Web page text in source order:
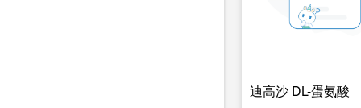
迪高沙 DL-蛋氨酸